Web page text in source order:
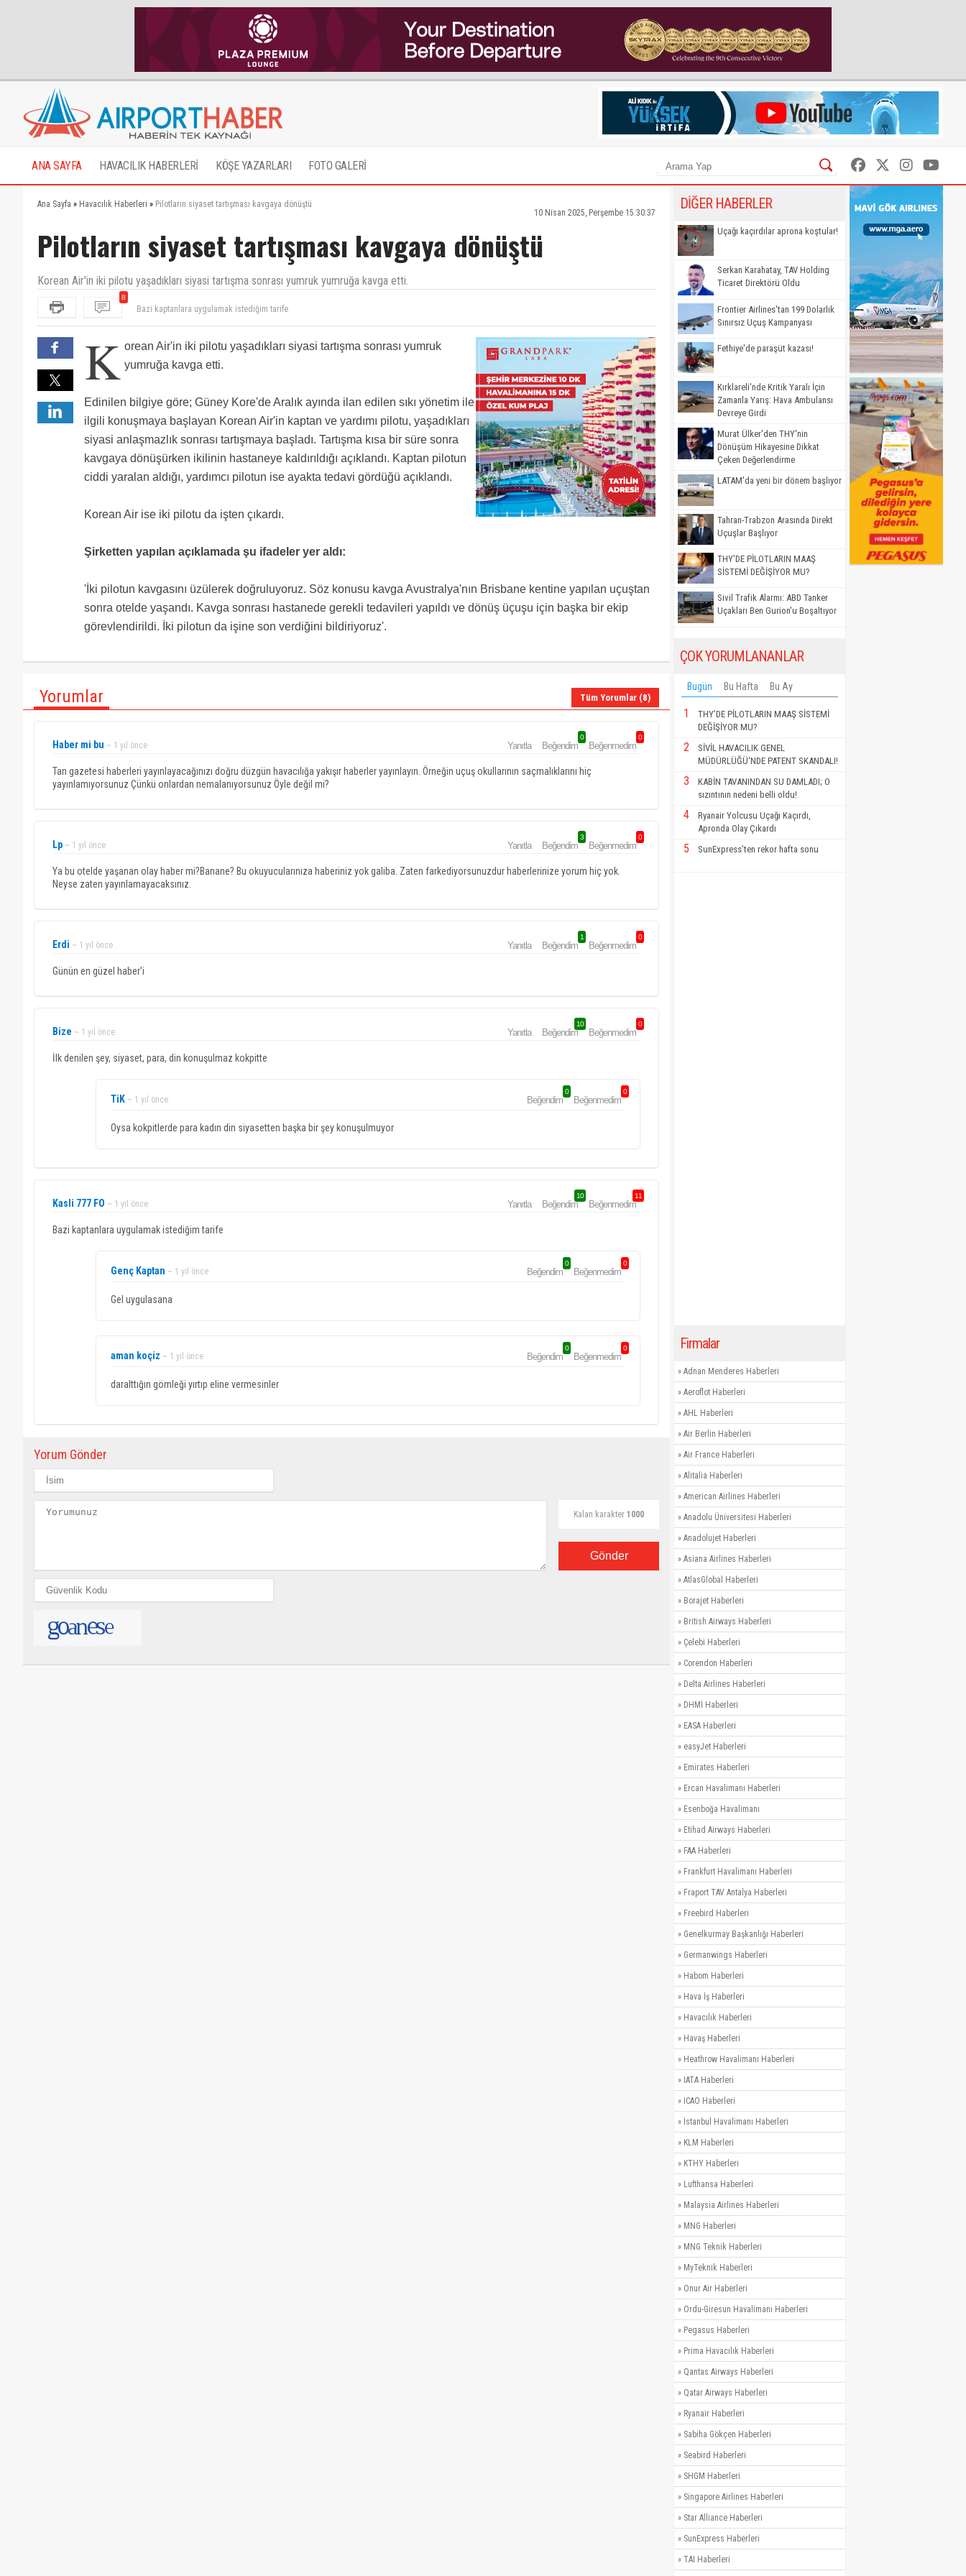
ANA SAYFA HAVACILIK HABERLERİ KÖŞE YAZARLARI FOTO GALERİ
Ana Sayfa » Havacılık Haberleri » Pilotların siyaset tartışması kavgaya dönüştü
10 Nisan 2025, Perşembe 15:30:37
Pilotların siyaset tartışması kavgaya dönüştü
Korean Air'in iki pilotu yaşadıkları siyasi tartışma sonrası yumruk yumruğa kavga etti.
8
Tan gazetesi haberleri yayınlayacağınızı doğru düzgün havacılığa yakışır haberler yayınlayın. Örneğin uçuş okullarının saçmalıklarını hiç
İlk denilen şey, siyaset, para, din konuşulmaz kokpitte
Bazi kaptanlara uygulamak istediğim tarife
K orean Air'in iki pilotu yaşadıkları siyasi tartışma sonrası yumruk
yumruğa kavga etti.
Edinilen bilgiye göre; Güney Kore'de Aralık ayında ilan edilen sıkı yönetim ile
ilgili konuşmaya başlayan Korean Air'in kaptan ve yardımı pilotu, yaşadıkları
siyasi anlaşmazlık sonrası tartışmaya başladı. Tartışma kısa bir süre sonra
kavgaya dönüşürken ikilinin hastaneye kaldırıldığı açıklandı. Kaptan pilotun
ciddi yaralan aldığı, yardımcı pilotun ise ayakta tedavi gördüğü açıklandı.
Korean Air ise iki pilotu da işten çıkardı.
Şirketten yapılan açıklamada şu ifadeler yer aldı:
'İki pilotun kavgasını üzülerek doğruluyoruz. Söz konusu kavga Avustralya'nın Brisbane kentine yapılan uçuştan
sonra otelde yaşandı. Kavga sonrası hastanede gerekli tedavileri yapıldı ve dönüş üçuşu için başka bir ekip
görevlendirildi. İki pilotun da işine son verdiğini bildiriyoruz'.
Yorumlar Tüm Yorumlar (8)
Haber mi bu ~ 1 yıl önce Yanıtla Beğendim
0
Beğenmedim
0
Tan gazetesi haberleri yayınlayacağınızı doğru düzgün havacılığa yakışır haberler yayınlayın. Örneğin uçuş okullarının saçmalıklarını hiç
yayınlamıyorsunuz Çünkü onlardan nemalanıyorsunuz Öyle değil mi?
Lp ~ 1 yıl önce Yanıtla Beğendim
3
Beğenmedim
0
Ya bu otelde yaşanan olay haber mi?Banane? Bu okuyucularınıza haberiniz yok galiba. Zaten farkediyorsunuzdur haberlerinize yorum hiç yok.
Neyse zaten yayınlamayacaksınız.
Erdi ~ 1 yıl önce Yanıtla Beğendim
1
Beğenmedim
0
Günün en güzel haber'i
Bize ~ 1 yıl önce Yanıtla Beğendim
10
Beğenmedim
0
İlk denilen şey, siyaset, para, din konuşulmaz kokpitte
TiK ~ 1 yıl önce Beğendim
0
Beğenmedim
0
Oysa kokpitlerde para kadın din siyasetten başka bir şey konuşulmuyor
Kasli 777 FO ~ 1 yıl önce Yanıtla Beğendim
10
Beğenmedim
11
Bazi kaptanlara uygulamak istediğim tarife
Genç Kaptan ~ 1 yıl önce Beğendim
0
Beğenmedim
0
Gel uygulasana
aman koçiz ~ 1 yıl önce Beğendim
0
Beğenmedim
0
daralttığın gömleği yırtıp eline vermesinler
Yorum Gönder
Kalan karakter 1000
Gönder
DİĞER HABERLER
Uçağı kaçırdılar aprona koştular!
Serkan Karahatay, TAV Holding
Ticaret Direktörü Oldu
Frontier Airlines'tan 199 Dolarlık
Sınırsız Uçuş Kampanyası
Fethiye'de paraşüt kazası!
Kırklareli'nde Kritik Yaralı İçin
Zamanla Yarış: Hava Ambulansı
Devreye Girdi
Murat Ülker'den THY'nin
Dönüşüm Hikayesine Dikkat
Çeken Değerlendirme
LATAM'da yeni bir dönem başlıyor
Tahran-Trabzon Arasında Direkt
Uçuşlar Başlıyor
THY’DE PİLOTLARIN MAAŞ
SİSTEMİ DEĞİŞİYOR MU?
Sivil Trafik Alarmı: ABD Tanker
Uçakları Ben Gurion'u Boşaltıyor
ÇOK YORUMLANANLAR
Bugün Bu Hafta Bu Ay
1
THY’DE PİLOTLARIN MAAŞ SİSTEMİ
DEĞİŞİYOR MU?
2
SİVİL HAVACILIK GENEL
MÜDÜRLÜĞÜ'NDE PATENT SKANDALI!
3
KABİN TAVANINDAN SU DAMLADI; O
sızıntının nedeni belli oldu!
4
Ryanair Yolcusu Uçağı Kaçırdı,
Apronda Olay Çıkardı
5 SunExpress’ten rekor hafta sonu
Firmalar
» Adnan Menderes Haberleri
» Aeroflot Haberleri
» AHL Haberleri
» Air Berlin Haberleri
» Air France Haberleri
» Alitalia Haberleri
» American Airlines Haberleri
» Anadolu Üniversitesi Haberleri
» Anadolujet Haberleri
» Asiana Airlines Haberleri
» AtlasGlobal Haberleri
» Borajet Haberleri
» British Airways Haberleri
» Çelebi Haberleri
» Corendon Haberleri
» Delta Airlines Haberleri
» DHMİ Haberleri
» EASA Haberleri
» easyJet Haberleri
» Emirates Haberleri
» Ercan Havalimanı Haberleri
» Esenboğa Havalimanı
» Etihad Airways Haberleri
» FAA Haberleri
» Frankfurt Havalimanı Haberleri
» Fraport TAV Antalya Haberleri
» Freebird Haberleri
» Genelkurmay Başkanlığı Haberleri
» Germanwings Haberleri
» Habom Haberleri
» Hava İş Haberleri
» Havacılık Haberleri
» Havaş Haberleri
» Heathrow Havalimanı Haberleri
» IATA Haberleri
» ICAO Haberleri
» İstanbul Havalimanı Haberleri
» KLM Haberleri
» KTHY Haberleri
» Lufthansa Haberleri
» Malaysia Airlines Haberleri
» MNG Haberleri
» MNG Teknik Haberleri
» MyTeknik Haberleri
» Onur Air Haberleri
» Ordu-Giresun Havalimanı Haberleri
» Pegasus Haberleri
» Prima Havacılık Haberleri
» Qantas Airways Haberleri
» Qatar Airways Haberleri
» Ryanair Haberleri
» Sabiha Gökçen Haberleri
» Seabird Haberleri
» SHGM Haberleri
» Singapore Airlines Haberleri
» Star Alliance Haberleri
» SunExpress Haberleri
» TAI Haberleri